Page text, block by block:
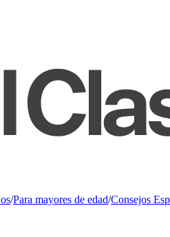
/Para mayores de edad/Consejos